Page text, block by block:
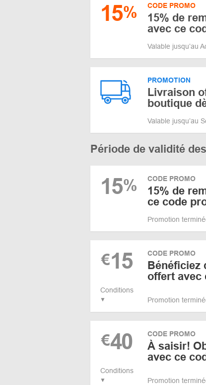
15% CODE PROMO
15% de
avec ce
Valable jusqu’au
PROMOTION
Livraison
boutique
Valable jusqu’au
Période de validité
15% CODE PROMO
15% de
ce code
Promotion
€15
Conditions
CODE PROMO
Bénéficiez
offert avec
Promotion
€40
Conditions
CODE PROMO
À saisir!
avec ce
Promotion